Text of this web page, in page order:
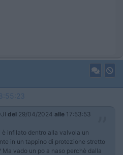
del 29/04/2024 alle 17:53:53
infilato dentro alla valvola un
in un tappino di protezione stretto
vado un po a naso perchè dalla